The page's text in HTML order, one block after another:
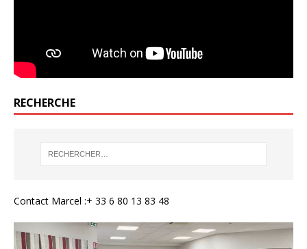
RECHERCHE
Contact Marcel :+ 33 6 80 13 83 48